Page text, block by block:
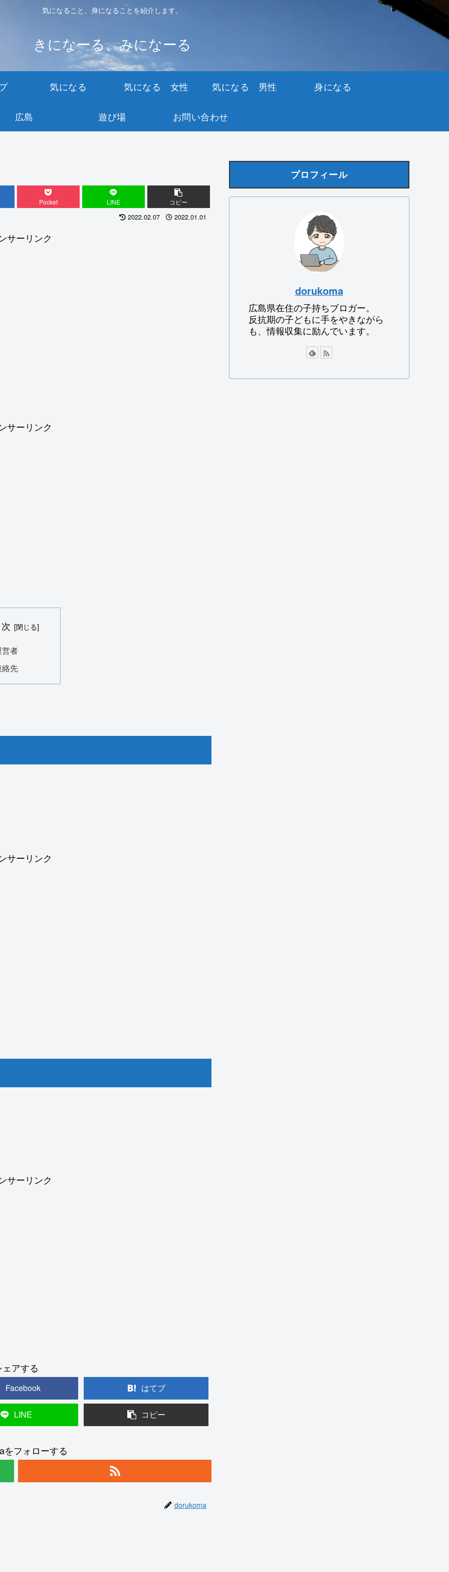
気になること、身になることを紹介します。
きになーる、みになーる
気になる 気になる 女性 気になる 男性 身になる
広島 遊び場 お問い合わせ
Pocket LINE コピー
2022.02.07 2022.01.01
サーリンク
サーリンク
者
先
サーリンク
サーリンク
アする
Facebook はてブ
LINE コピー
をフォローする
dorukoma
プロフィール
dorukoma
広島県在住の子持ちブロガー。
反抗期の子どもに手をやきながら
も、情報収集に励んでいます。